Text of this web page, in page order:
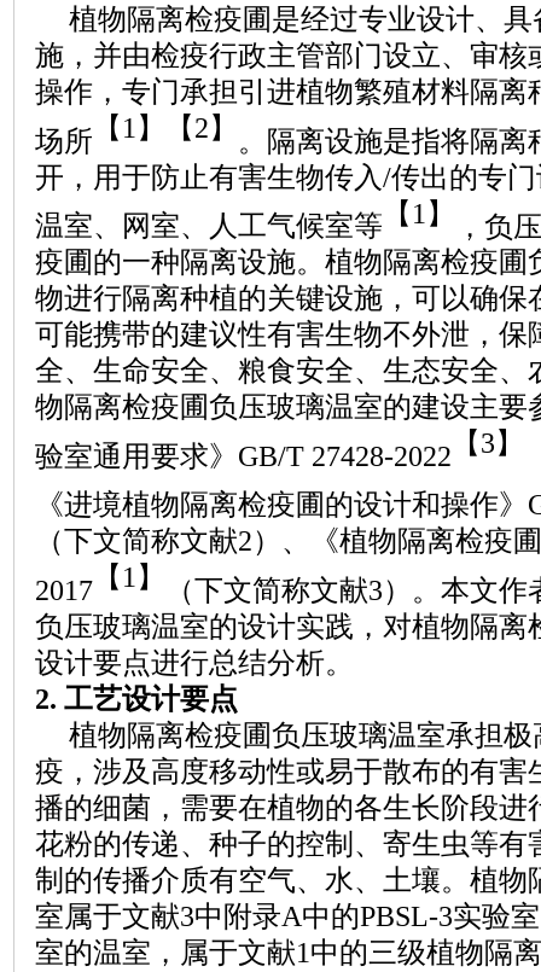
植物隔离检疫圃是经过专业设计、
施，并由检疫行政主管部门设立、审核
操作，专门承担引进植物繁殖材料隔离
场所 【 1】【2】 。隔离设施是指将隔
开，用于防止有害生物传入/传出的专
温室、网室、人工气候室等 【1】
，负
疫圃的一种隔离设施。植物隔离检疫圃
物进行隔离种植的关键设施，可以确保
可能携带的建议性有害生物不外泄，保
全、生命安全、粮食安全、生态安全、
物隔离检疫圃负压玻璃温室的建设主要
验室通用要求》 GB/T 27428-2022 【3】
《进境植物隔离检疫圃的设计和操作》
（下文简称文献2）、《植物隔离检疫
2017【 1】 （下文简称文献3）。本文作
负压玻璃温室的设计实践，对植物隔离
设计要点进行总结分析。
2. 工艺设计要点
植物隔离检疫圃负压玻璃温室承担
疫，涉及高度移动性或易于散布的有害
播的细菌，需要在植物的各生长阶段进
花粉的传递、种子的控制、寄生虫等有
制的传播介质有空气、水、土壤。植物
室属于文献3中附录A中的PBSL-3实验
室的温室，属于文献1中的三级植物隔